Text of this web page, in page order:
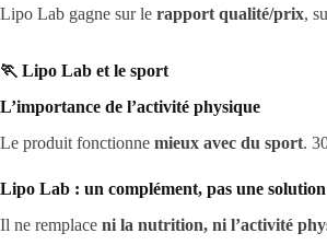
Lipo Lab gagne sur le rapport qualité/prix,
🏃 Lipo Lab et le sport
L’importance de l’activité physique
Le produit fonctionne mieux avec du sport.
Lipo Lab : un complément, pas une
Il ne remplace ni la nutrition, ni l’activité